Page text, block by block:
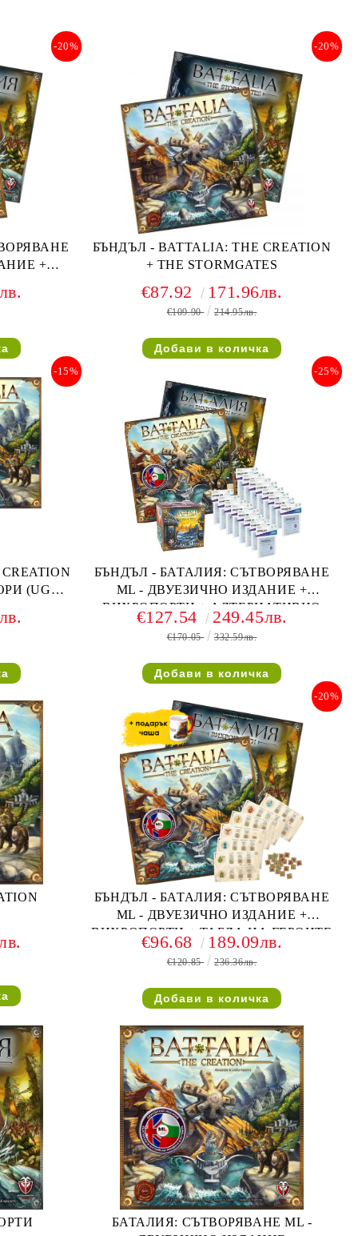
+
-20%
БЪНДЪЛ - BATTALIA: THE CREATION
+ THE STORMGATES
-20%
€87.92 171.96лв.
€109.90 214.95лв.
(UG
-15%
БЪНДЪЛ - БАТАЛИЯ: СЪТВОРЯВАНЕ
ML - ДВУЕЗИЧНО ИЗДАНИЕ +
ВИХРОПОРТИ + АЛТЕРНАТИВНО
ТЕСТЕ + ПРОТЕКТОРИ (16 UG
SUPREME)
-25%
€127.54 249.45лв.
€170.05 332.59лв.
БЪНДЪЛ - БАТАЛИЯ: СЪТВОРЯВАНЕ
ML - ДВУЕЗИЧНО ИЗДАНИЕ +
ВИХРОПОРТИ + ТАБЛА НА ГЕРОИТЕ
6 ФРАКЦИИ - BG
-20%
€96.68 189.09лв.
€120.85 236.36лв.
БАТАЛИЯ: СЪТВОРЯВАНЕ ML -